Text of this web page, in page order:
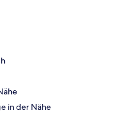
in der Nähe